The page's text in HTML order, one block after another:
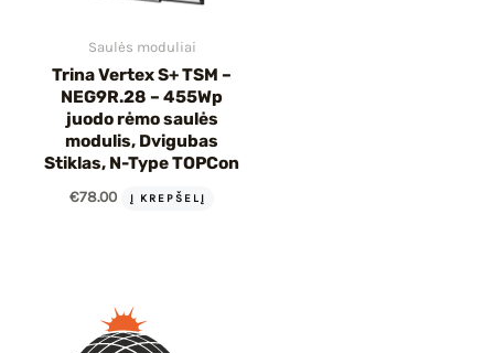
Saulės moduliai
Trina Vertex S+ TSM –
NEG9R.28 – 455Wp
juodo rėmo saulės
modulis, Dvigubas
Stiklas, N-Type TOPCon
€78.00 Į KREPŠELĮ